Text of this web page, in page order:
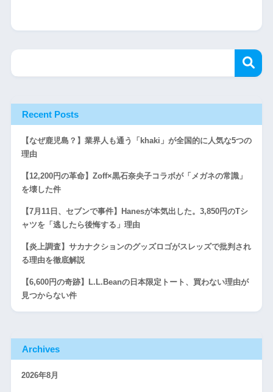
Recent Posts
【なぜ鹿児島？】業界人も通う「khaki」が全国的に人気な5つの
理由
【12,200円の革命】Zoff×黒石奈央子コラボが「メガネの常識」
を壊した件
【7月11日、セブンで事件】Hanesが本気出した。3,850円のTシ
ャツを「逃したら後悔する」理由
【炎上調査】サカナクションのグッズロゴがスレッズで批判され
る理由を徹底解説
【6,600円の奇跡】L.L.Beanの日本限定トート、買わない理由が
見つからない件
Archives
2026年8月